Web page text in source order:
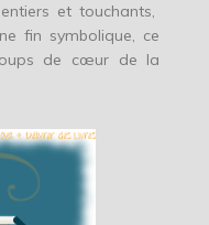
et touchants,
fin symbolique, ce
de cœur de la